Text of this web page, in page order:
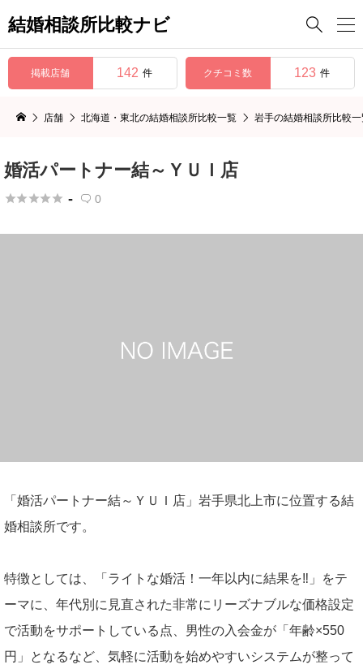
結婚相談所比較ナビ 
掲載店舗 142 件 クチコミ数 123 件
店舗 北海道・東北の結婚相談所比較一覧 岩手の結婚相談所比較
婚活パートナー結～ＹＵＩ店
 -  0
「婚活パートナー結～ＹＵＩ店」岩手県北上市に位置する結
婚相談所です。
特徴としては、「ライトな婚活！一年以内に結果を‼」をテ
ーマに、年代別に見直された非常にリーズナブルな価格設定
で活動をサポートしている点、男性の入会金が「年齢×550
円」となるなど、気軽に活動を始めやすいシステムが整って